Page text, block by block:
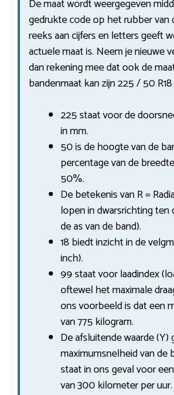
De maat wordt weergegeven
gedrukte code op het rubber van
reeks aan cijfers en letters geeft
actuele maat is. Neem je nieuwe
dan rekening mee dat ook de
bandenmaat kan zijn 225 / 50
225 staat voor de
in mm.
50 is de hoogte van de
percentage van de
50%.
De betekenis van R =
lopen in dwarsrichting
de as van de band).
18 biedt inzicht in de
inch).
99 staat voor laadindex
oftewel het maximale
ons voorbeeld is dat een
van 775 kilogram.
De afsluitende waarde (Y)
maximumsnelheid van de
staat in ons geval voor
van 300 kilometer per uur.